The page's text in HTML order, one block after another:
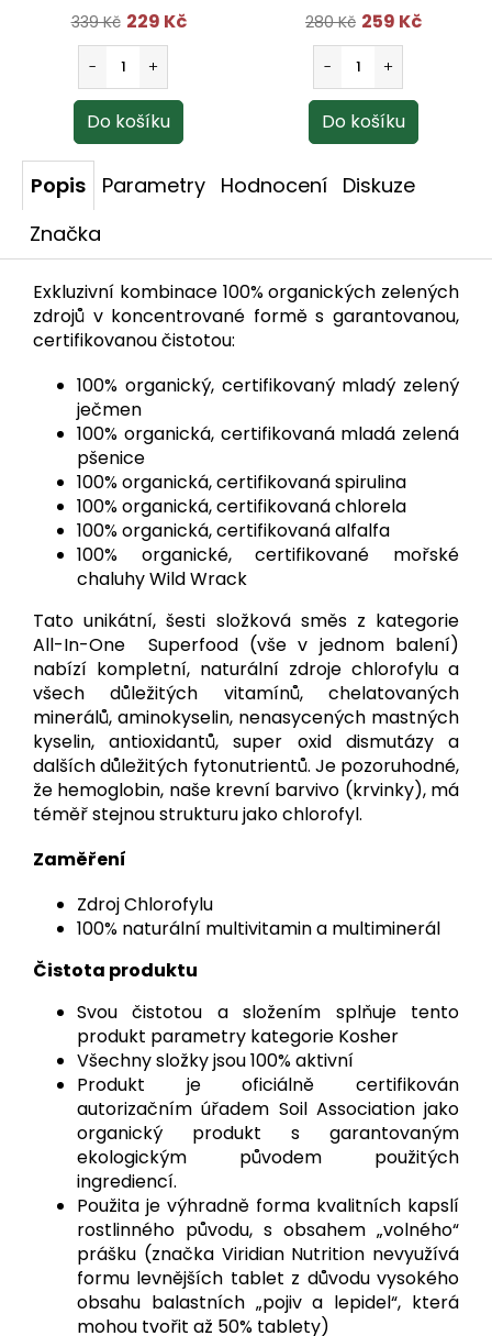
339 Kč 229 Kč 280 Kč 259 Kč
Popis Parametry Hodnocení Diskuze
Značka
Exkluzivní kombinace 100% organických zelených
zdrojů v koncentrované formě s garantovanou,
certifikovanou čistotou:
100% organický, certifikovaný mladý zelený
ječmen
100% organická, certifikovaná mladá zelená
pšenice
100% organická, certifikovaná spirulina
100% organická, certifikovaná chlorela
100% organická, certifikovaná alfalfa
100% organické, certifikované mořské
chaluhy Wild Wrack
Tato unikátní, šesti složková směs z kategorie
All-In-One Superfood (vše v jednom balení)
nabízí kompletní, naturální zdroje chlorofylu a
všech důležitých vitamínů, chelatovaných
minerálů, aminokyselin, nenasycených mastných
kyselin, antioxidantů, super oxid dismutázy a
dalších důležitých fytonutrientů. Je pozoruhodné,
že hemoglobin, naše krevní barvivo (krvinky), má
téměř stejnou strukturu jako chlorofyl.
Zaměření
Zdroj Chlorofylu
100% naturální multivitamin a multiminerál
Čistota produktu
Svou čistotou a složením splňuje tento
produkt parametry kategorie Kosher
Všechny složky jsou 100% aktivní
Produkt je oficiálně certifikován
autorizačním úřadem Soil Association jako
organický produkt s garantovaným
ekologickým původem použitých
ingrediencí.
Použita je výhradně forma kvalitních kapslí
rostlinného původu, s obsahem „volného“
prášku (značka Viridian Nutrition nevyužívá
formu levnějších tablet z důvodu vysokého
obsahu balastních „pojiv a lepidel“, která
mohou tvořit až 50% tablety)